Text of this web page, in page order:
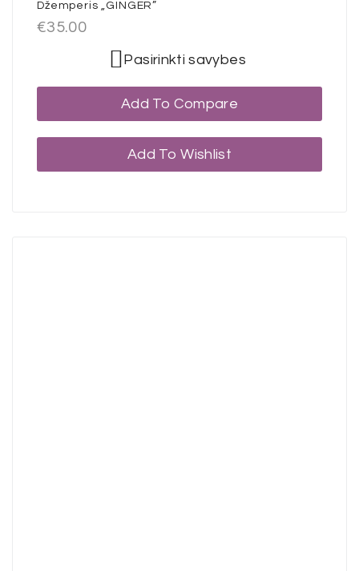
Džemperis „GINGER”
€35.00
Pasirinkti savybes
Add To Compare
Add To Wishlist